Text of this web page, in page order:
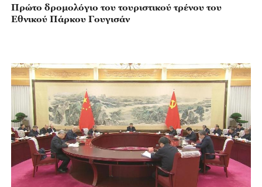
Πρώτο δρομολόγιο του τουριστικού τρένου του
Εθνικού Πάρκου Γουγισάν